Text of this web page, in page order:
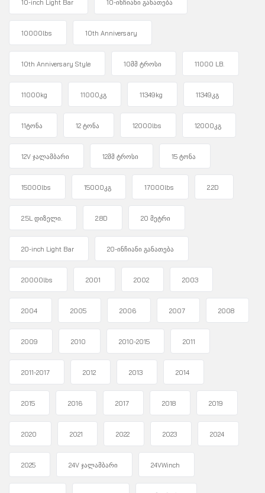
10-inch Light Bar 10-ინჩიანი განათება
10000lbs 10th Anniversary
10th Anniversary Style 10მმ ტროსი 11000 LB.
11000kg 11000კგ 11349kg 11349კგ
11ტონა 12 ტონა 12000lbs 12000კგ
12V ჯალამბარი 12მმ ტროსი 15 ტონა
15000lbs 15000კგ 17000lbs 2.2D
2.5L დიზელი. 2.8D 20 მეტრი
20-inch Light Bar 20-ინჩიანი განათება
20000lbs 2001 2002 2003
2004 2005 2006 2007 2008
2009 2010 2010-2015 2011
2011-2017 2012 2013 2014
2015 2016 2017 2018 2019
2020 2021 2022 2023 2024
2025 24V ჯალამბარი 24VWinch